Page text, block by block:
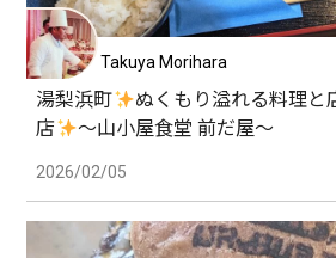
Takuya Morihara
湯梨浜町
ぬくもり溢れる料理と
店
〜山小屋食堂 前だ屋〜
2026/02/05